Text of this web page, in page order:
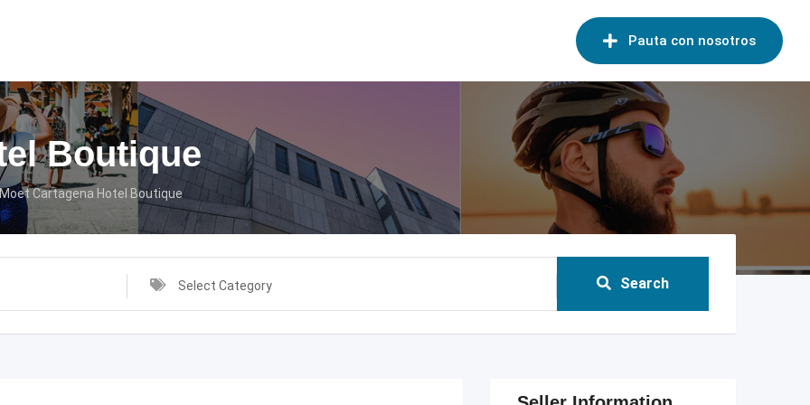
Pauta con nosotros
Boutique
Moet Cartagena Hotel Boutique
Select Category Search